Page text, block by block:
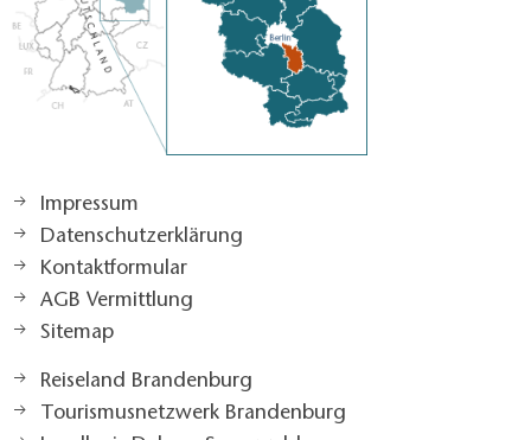
Impressum
Datenschutzerklärung
Kontaktformular
AGB Vermittlung
Sitemap
Reiseland Brandenburg
Tourismusnetzwerk Brandenburg